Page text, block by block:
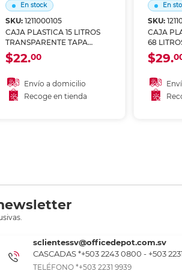
En stock
SKU: 1211000105
CAJA PLASTICA 15 LITROS
TRANSPARENTE TAPA
BLANCA
$22.00
Envío a domicilio
Recoge en tienda
En
SKU:
CAJA
68
$29.
sclientessv@officedepot.com.sv
CASCADAS *+503 2243 0800 - +503
TELÉFONO *+503 2231 9939